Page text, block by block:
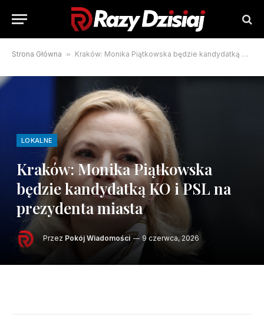
Strona Główna » Kraków: Monika Piątkowska będzie kandydatką KO i PSL na prezydenta miasta
LOKALNE
Kraków: Monika Piątkowska
będzie kandydatką KO i PSL na
prezydenta miasta
Przez Pokój Wiadomości 9 czerwca, 2026